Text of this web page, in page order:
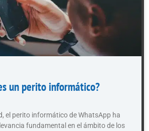
un perito informático?
el perito informático de WhatsApp ha
fundamental en el ámbito de los